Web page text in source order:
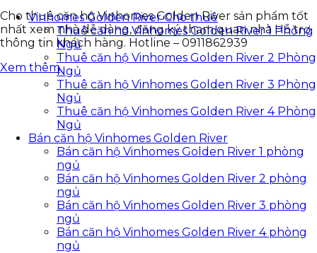
Cho thuê căn hộ Vinhomes Golden River sản phẩm tốt
nhất xem nhà dễ dàng, đăng ký tham quan nhà Hỗ trợ
thông tin khách hàng. Hotline – 0911862939
Xem thêm
Vinhomes Golden River Cho thuê
Thuê căn hộ Vinhomes Golden River 1 Phòng
Ngủ
Thuê căn hộ Vinhomes Golden River 2 Phòng
Ngủ
Thuê căn hộ Vinhomes Golden River 3 Phòng
Ngủ
Thuê căn hộ Vinhomes Golden River 4 Phòng
Ngủ
Bán căn hộ Vinhomes Golden River
Bán căn hộ Vinhomes Golden River 1 phòng
ngủ
Bán căn hộ Vinhomes Golden River 2 phòng
ngủ
Bán căn hộ Vinhomes Golden River 3 phòng
ngủ
Bán căn hộ Vinhomes Golden River 4 phòng
ngủ